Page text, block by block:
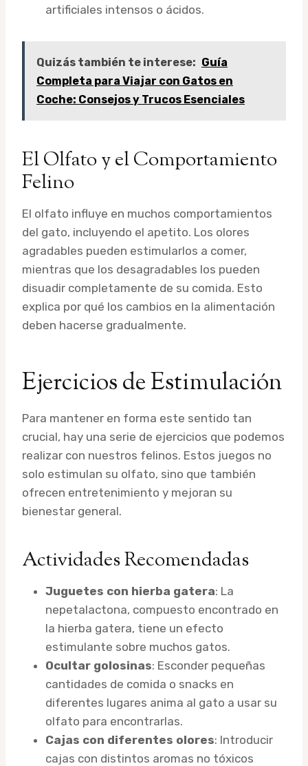
artificiales intensos o ácidos.
Quizás también te interese: Guía
Completa para Viajar con Gatos en
Coche: Consejos y Trucos Esenciales
El Olfato y el Comportamiento
Felino
El olfato influye en muchos comportamientos
del gato, incluyendo el apetito. Los olores
agradables pueden estimularlos a comer,
mientras que los desagradables los pueden
disuadir completamente de su comida. Esto
explica por qué los cambios en la alimentación
deben hacerse gradualmente.
Ejercicios de Estimulación
Para mantener en forma este sentido tan
crucial, hay una serie de ejercicios que podemos
realizar con nuestros felinos. Estos juegos no
solo estimulan su olfato, sino que también
ofrecen entretenimiento y mejoran su
bienestar general.
Actividades Recomendadas
Juguetes con hierba gatera: La
nepetalactona, compuesto encontrado en
la hierba gatera, tiene un efecto
estimulante sobre muchos gatos.
Ocultar golosinas: Esconder pequeñas
cantidades de comida o snacks en
diferentes lugares anima al gato a usar su
olfato para encontrarlas.
Cajas con diferentes olores: Introducir
cajas con distintos aromas no tóxicos